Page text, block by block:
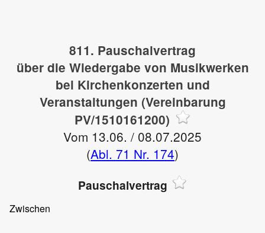
811. Pauschalvertrag
über die Wiedergabe von Musikwerken
bei Kirchenkonzerten und
Veranstaltungen (Vereinbarung
PV/1510161200)
Vom 13.06. / 08.07.2025
(Abl. 71 Nr. 174)
Pauschalvertrag
Zwischen